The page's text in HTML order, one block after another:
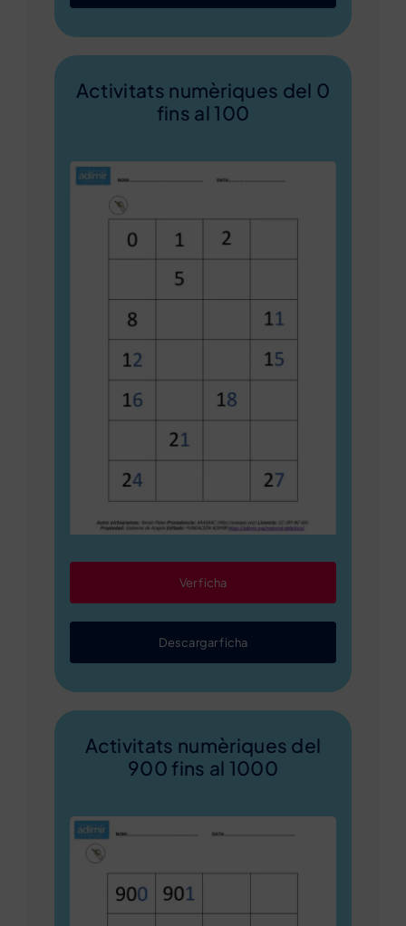
Activitats numèriques del 0
fins al 100
Ver ficha
Descargar ficha
Activitats numèriques del
900 fins al 1000